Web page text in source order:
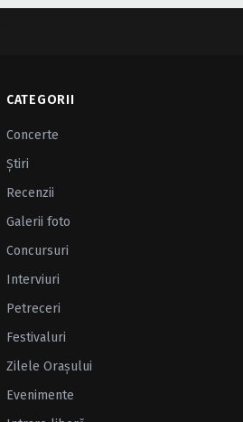
CATEGORII
Concerte
Ştiri
Recenzii
Galerii foto
Concursuri
Interviuri
Petreceri
Festivaluri
Zilele Oraşului
Evenimente